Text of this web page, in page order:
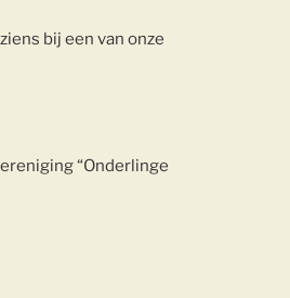
bij een van onze
“Onderlinge